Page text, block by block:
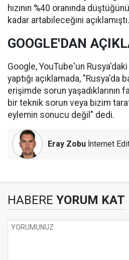
hızının %40 oranında
kadar artabileceğini açıklamıştı.
GOOGLE'DAN
Google, YouTube'un Rusya'daki
yaptığı açıklamada, "Rusya'da
erişimde sorun yaşadıklarının
bir teknik sorun veya bizim
eylemin sonucu değil" dedi.
Eray Zobu İnternet
HABERE YORUM KAT